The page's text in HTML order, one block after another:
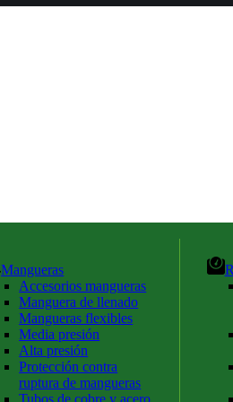
Mangueras
Accesorios mangueras
Manguera de llenado
Mangueras flexibles
Media presión
Alta presión
Protección contra
ruptura de mangueras
Tubos de cobre y acero